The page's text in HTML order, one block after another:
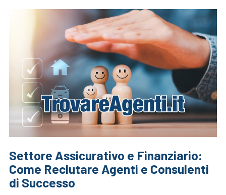
Settore Assicurativo e Finanziario:
Come Reclutare Agenti e Consulenti
di Successo